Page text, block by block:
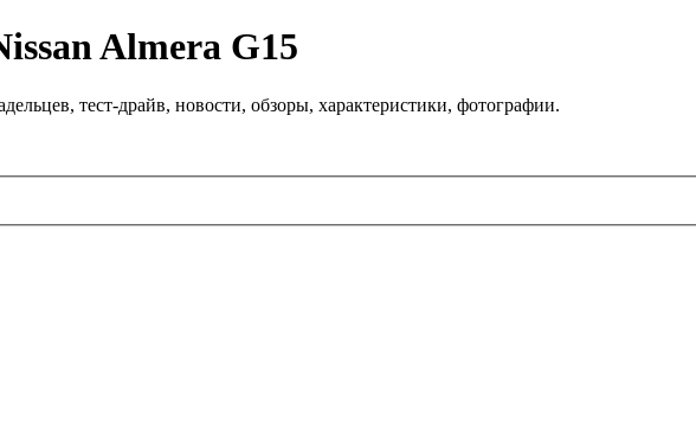
Almera G15
тест-драйв, новости, обзоры, характеристики, фотографии.